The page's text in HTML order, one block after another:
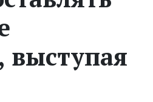
выступая